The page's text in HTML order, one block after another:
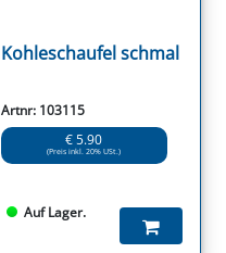
Kohleschaufel schmal
Artnr: 103115
€ 5.90
(Preis inkl. 20% USt.)
Auf Lager.